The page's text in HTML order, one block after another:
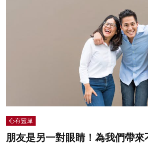
心有靈犀
朋友是另一對眼睛！為我們帶